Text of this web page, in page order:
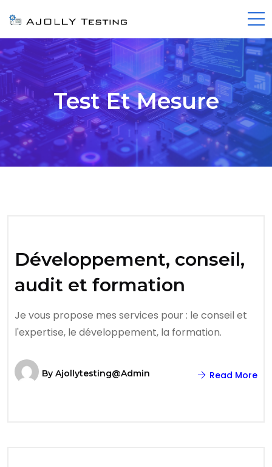
Test Et Mesure
Développement, conseil,
audit et formation
Je vous propose mes services pour : le conseil et
l'expertise, le développement, la formation.
By Ajollytesting@admin Read More